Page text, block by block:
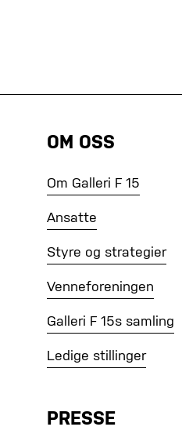
OM OSS
Om Galleri F 15
Ansatte
Styre og strategier
Venneforeningen
Galleri F 15s samling
Ledige stillinger
PRESSE